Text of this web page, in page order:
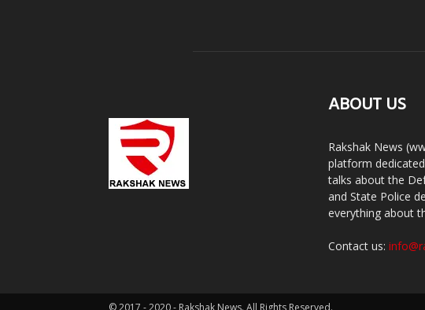
ABOUT US
Rakshak News
platform
talks about the
and State Police
everything about
Contact us:
© 2017 - 2020 - Rakshak News. All Rights Reserved.